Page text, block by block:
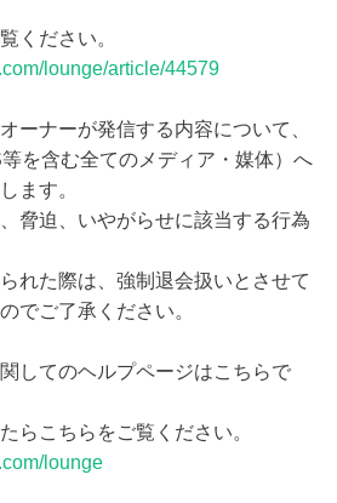
ください。
lounge/article/44579
ーナーが発信する内容について、
を含む全てのメディア・媒体）へ
ます。
脅迫、いやがらせに該当する行為
れた際は、強制退会扱いとさせて
でご了承ください。
してのヘルプページはこちらで
らこちらをご覧ください。
lounge